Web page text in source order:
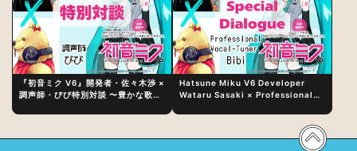
『初音ミク V6』開発者・佐々木渉 ×
調声師・びび特別対談 〜豊かな歌声
Hatsune Miku V6 Developer
Wataru Sasaki × Professional
Vocal Expression Lies in “Love
for the singing characters” and